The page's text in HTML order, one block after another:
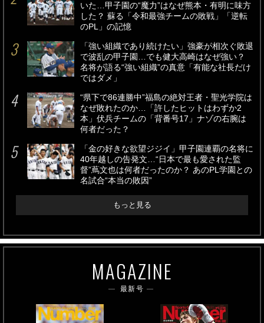
いた…甲子園の“魔力”はなぜ熊本・有明に味方
した？ 蘇る「令和最強チームの敗戦」「逆転
のPL」の記憶
「強い組織であり続けたい」強豪が相次ぐ敗退
で波乱の甲子園…でも健大高崎はなぜ強い？
名将が語る“強い組織”の真意「有能な社長だけ
ではダメ」
“県下で86連勝中”福島の絶対王者・聖光学院は
なぜ敗れたのか…「許したヒットはわずか2
本」伏兵チームの「背番号17」ナゾの右腕は
何者だった？
「金の好きな欲望ジジイ」甲子園連覇の名将に
40年越しの告発文…“日本で最も愛された監
督”蔦文也は何者だったのか？ あのPL学園との
名試合“本当の敗因”
もっと見る
MAGAZINE
最新号